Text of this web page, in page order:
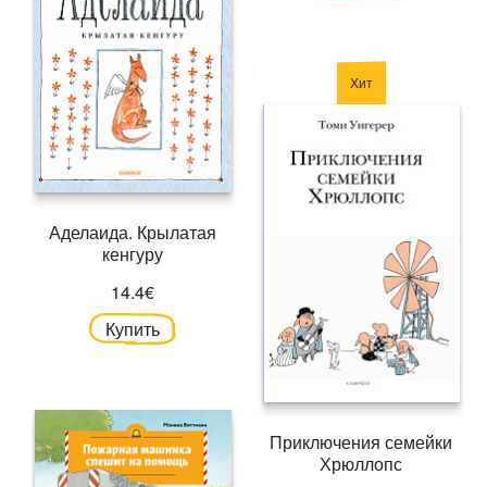
Аделаида. Крылатая
кенгуру
14.4€
Купить
Хит
Приключения семейки
Хрюллопс